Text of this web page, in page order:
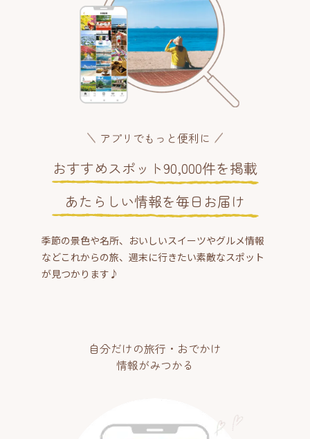
アプリでもっと便利に
おすすめスポット90,000件を掲載
あたらしい情報を毎日お届け
季節の景色や名所、おいしいスイーツやグルメ情報
などこれからの旅、週末に行きたい素敵なスポット
が見つかります♪
自分だけの旅行・おでかけ
情報がみつかる